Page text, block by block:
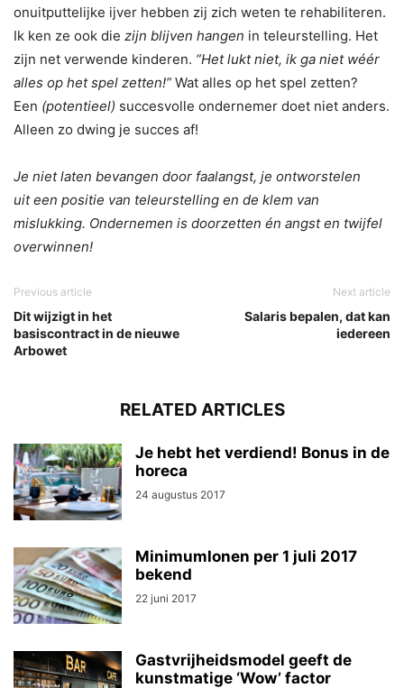
onuitputtelijke ijver hebben zij zich weten te rehabiliteren.
Ik ken ze ook die zijn blijven hangen in teleurstelling. Het
zijn net verwende kinderen. “Het lukt niet, ik ga niet wéér
alles op het spel zetten!” Wat alles op het spel zetten?
Een (potentieel) succesvolle ondernemer doet niet anders.
Alleen zo dwing je succes af!
Je niet laten bevangen door faalangst, je ontworstelen
uit een positie van teleurstelling en de klem van
mislukking. Ondernemen is doorzetten én angst en twijfel
overwinnen!
Previous article
Dit wijzigt in het
basiscontract in de nieuwe
Arbowet
Next article
Salaris bepalen, dat kan
iedereen
RELATED ARTICLES
Je hebt het verdiend! Bonus in de
horeca
24 augustus 2017
Minimumlonen per 1 juli 2017
bekend
22 juni 2017
Gastvrijheidsmodel geeft de
kunstmatige ‘Wow’ factor